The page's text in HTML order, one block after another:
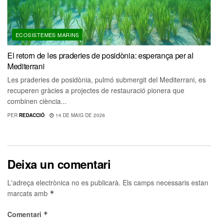
ECOSISTEMES MARINS
El retorn de les praderies de posidònia: esperança per al
Mediterrani
Les praderies de posidònia, pulmó submergit del Mediterrani, es
recuperen gràcies a projectes de restauració pionera que
combinen ciència...
PER REDACCIÓ 14 DE MAIG DE 2026
Deixa un comentari
L'adreça electrònica no es publicarà. Els camps necessaris estan
marcats amb *
Comentari *